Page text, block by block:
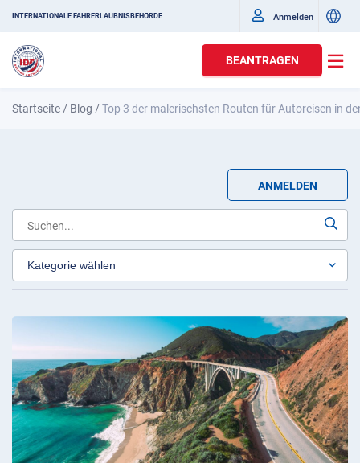
INTERNATIONALE FAHRERLAUBNISBEHÖRDE Anmelden
BEANTRAGEN
Startseite / Blog /Top 3 der malerischsten Routen für Autoreisen in
ANMELDEN